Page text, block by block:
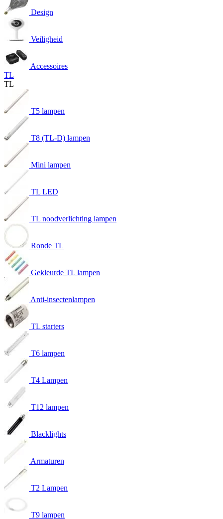
Design
Veiligheid
Accessoires
TL
TL
T5 lampen
T8 (TL-D) lampen
Mini lampen
TL LED
TL noodverlichting lampen
Ronde TL
Gekleurde TL lampen
Anti-insectenlampen
TL starters
T6 lampen
T4 Lampen
T12 lampen
Blacklights
Armaturen
T2 Lampen
T9 lampen